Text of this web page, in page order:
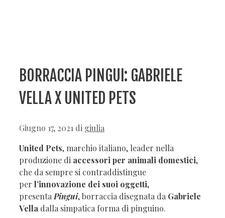
BORRACCIA PINGUI: GABRIELE
VELLA X UNITED PETS
Giugno 17, 2021 di giulia
United Pets, marchio italiano, leader nella
produzione di accessori per animali domestici,
che da sempre si contraddistingue
per l’innovazione dei suoi oggetti,
presenta Pingui, borraccia disegnata da Gabriele
Vella dalla simpatica forma di pinguino.